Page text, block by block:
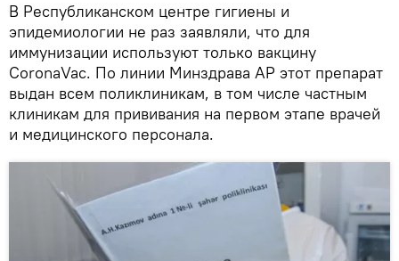
В Республиканском центре гигиены и
эпидемиологии не раз заявляли, что для
иммунизации используют только вакцину
СoronaVac. По линии Минздрава АР этот препарат
выдан всем поликлиникам, в том числе частным
клиникам для прививания на первом этапе врачей
и медицинского персонала.